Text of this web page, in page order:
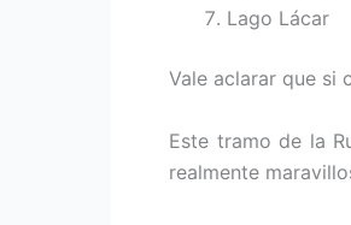
Lago Lácar
Vale aclarar que si
Este tramo de la
realmente